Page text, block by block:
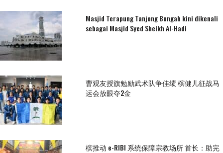
Masjid Terapung Tanjong Bungah kini dikenali
sebagai Masjid Syed Sheikh Al-Hadi
曹观友授旗勉励武术队争佳绩 槟健儿征战马
运会放眼夺2金
槟推动 e-RIBI 系统保障宗教场所 首长：助完